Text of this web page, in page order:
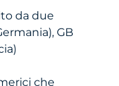
da due
GB
che